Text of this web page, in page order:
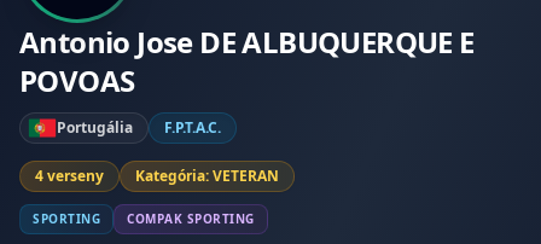
Antonio Jose DE ALBUQUERQUE E
POVOAS
Portugália F.P.T.A.C.
4 verseny Kategória: VETERAN
SPORTING COMPAK SPORTING